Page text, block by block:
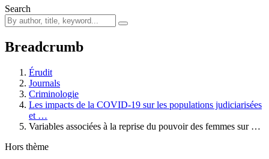
Search
Breadcrumb
Érudit
Journals
Criminologie
Les impacts de la COVID-19 sur les populations judiciarisées
et …
Variables associées à la reprise du pouvoir des femmes sur …
Hors thème